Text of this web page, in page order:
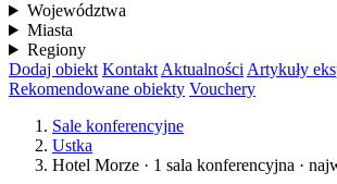
Województwa
Miasta
Regiony
Dodaj obiekt Kontakt Aktualności Artykuły
Rekomendowane obiekty Vouchery
Sale konferencyjne
Ustka
Hotel Morze · 1 sala konferencyjna ·